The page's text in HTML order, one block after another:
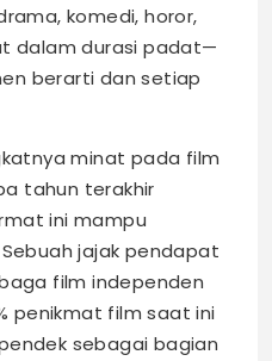
komedi, horor,
dalam durasi padat—
berarti dan setiap
minat pada film
tahun terakhir
ini mampu
jajak pendapat
film independen
penikmat film saat ini
sebagai bagian